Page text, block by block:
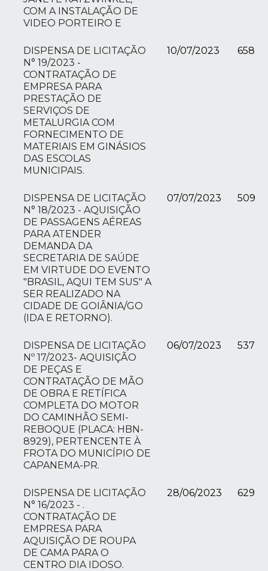
COM A INSTALAÇÃO DE
VIDEO PORTEIRO E
DISPENSA DE LICITAÇÃO
N° 19/2023 -
CONTRATAÇÃO DE
EMPRESA PARA
PRESTAÇÃO DE
SERVIÇOS DE
METALURGIA COM
FORNECIMENTO DE
MATERIAIS EM GINÁSIOS
DAS ESCOLAS
MUNICIPAIS.
10/07/2023 658
DISPENSA DE LICITAÇÃO
N° 18/2023 - AQUISIÇÃO
DE PASSAGENS AÉREAS
PARA ATENDER
DEMANDA DA
SECRETARIA DE SAÚDE
EM VIRTUDE DO EVENTO
"BRASIL, AQUI TEM SUS" A
SER REALIZADO NA
CIDADE DE GOIÂNIA/GO
(IDA E RETORNO).
07/07/2023 509
DISPENSA DE LICITAÇÃO
Nº 17/2023- AQUISIÇÃO
DE PEÇAS E
CONTRATAÇÃO DE MÃO
DE OBRA E RETÍFICA
COMPLETA DO MOTOR
DO CAMINHÃO SEMI-
REBOQUE (PLACA: HBN-
8929), PERTENCENTE À
FROTA DO MUNICÍPIO DE
CAPANEMA-PR.
06/07/2023 537
DISPENSA DE LICITAÇÃO
N° 16/2023 - .
CONTRATAÇÃO DE
EMPRESA PARA
AQUISIÇÃO DE ROUPA
DE CAMA PARA O
CENTRO DIA IDOSO.
28/06/2023 629